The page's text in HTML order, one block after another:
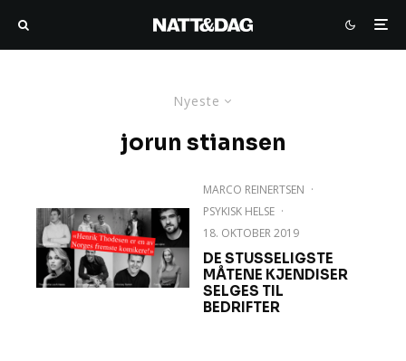
Nyeste
jorun stiansen
MARCO REINERTSEN ·
PSYKISK HELSE ·
18. OKTOBER 2019
DE STUSSELIGSTE
MÅTENE KJENDISER
SELGES TIL
BEDRIFTER